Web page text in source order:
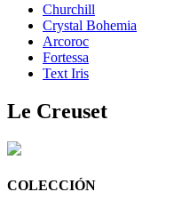
Churchill
Crystal Bohemia
Arcoroc
Fortessa
Text Iris
Le Creuset
COLECCIÓN